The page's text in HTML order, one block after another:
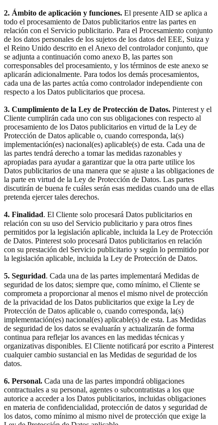
2. Ámbito de aplicación y funciones. El presente AID se aplica a
todo el procesamiento de Datos publicitarios entre las partes en
relación con el Servicio publicitario. Para el Procesamiento conjunto
de los datos personales de los sujetos de los datos del EEE, Suiza y
el Reino Unido descrito en el Anexo del controlador conjunto, que
se adjunta a continuación como anexo B, las partes son
corresponsables del procesamiento, y los términos de este anexo se
aplicarán adicionalmente. Para todos los demás procesamientos,
cada una de las partes actúa como controlador independiente con
respecto a los Datos publicitarios que procesa.
3. Cumplimiento de la Ley de Protección de Datos. Pinterest y el
Cliente cumplirán cada uno con sus obligaciones con respecto al
procesamiento de los Datos publicitarios en virtud de la Ley de
Protección de Datos aplicable o, cuando corresponda, la(s)
implementación(es) nacional(es) aplicable(s) de esta. Cada una de
las partes tendrá derecho a tomar las medidas razonables y
apropiadas para ayudar a garantizar que la otra parte utilice los
Datos publicitarios de una manera que se ajuste a las obligaciones de
la parte en virtud de la Ley de Protección de Datos. Las partes
discutirán de buena fe cuáles serán esas medidas cuando una de ellas
pretenda ejercer tales derechos.
4. Finalidad. El Cliente solo procesará Datos publicitarios en
relación con su uso del Servicio publicitario y para otros fines
permitidos por la legislación aplicable, incluida la Ley de Protección
de Datos. Pinterest solo procesará Datos publicitarios en relación
con su prestación del Servicio publicitario y según lo permitido por
la legislación aplicable, incluida la Ley de Protección de Datos.
5. Seguridad. Cada una de las partes implementará Medidas de
seguridad de los datos; siempre que, como mínimo, el Cliente se
comprometa a proporcionar al menos el mismo nivel de protección
de la privacidad de los Datos publicitarios que exige la Ley de
Protección de Datos aplicable o, cuando corresponda, la(s)
implementación(es) nacional(es) aplicable(s) de esta. Las Medidas
de seguridad de los datos se evaluarán y actualizarán de forma
continua para reflejar los avances en las medidas técnicas y
organizativas disponibles. El Cliente notificará por escrito a Pinterest
cualquier cambio sustancial en las Medidas de seguridad de los
datos.
6. Personal. Cada una de las partes impondrá obligaciones
contractuales a su personal, agentes o subcontratistas a los que
autorice a acceder a los Datos publicitarios, incluidas obligaciones
en materia de confidencialidad, protección de datos y seguridad de
los datos, como mínimo al mismo nivel de protección que exige la